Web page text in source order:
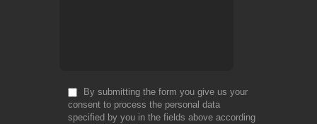
By submitting the form you give us your
consent to process the personal data
specified by you in the fields above according